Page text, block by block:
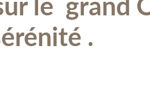
le grand
.